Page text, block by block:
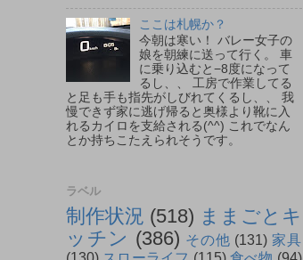
ここは札幌か？
今朝は寒い！ バレー女子の
娘を朝練に送って行く。 車
に乗り込むと−8度になって
るし、、 工房で作業してる
と足も手も指先がしびれてくるし、、 我
慢できず家に逃げ帰ると奥様より靴に入
れるカイロを支給される(^^) これでなん
とか持ちこたえられそうです。
ラベル
制作状況 (518) ままごとキ
ッチン (386) その他 (131) 家具